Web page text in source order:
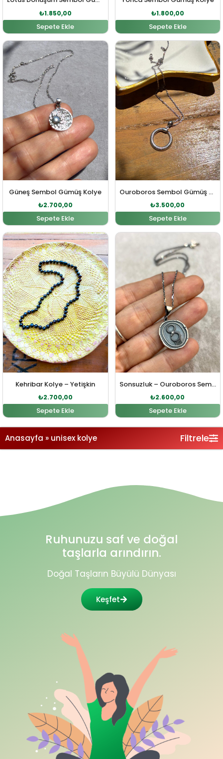
₺1.850,00
Sepete Ekle
₺1.800,00
Sepete Ekle
Güneş Sembol Gümüş Kolye
Orijinal fiyat: ₺3.000,00.
₺2.700,00
Şu andaki fiyat: ₺2.700,00.
Sepete Ekle
Ouroboros Sembol Gümüş Kolye
Orijinal fiyat:
₺3.500,00
Şu andaki
Sepete Ekle
Kehribar Kolye – Yetişkin
Orijinal fiyat: ₺2.800,00.
₺2.700,00
Şu andaki fiyat: ₺2.700,00.
Sepete Ekle
Sonsuzluk – Ouroboros Sembol Gümüş Kolye
Orijinal fiyat:
₺2.600,00
Şu andaki
Sepete Ekle
Anasayfa » unisex kolye Filtrele
Ruhunuzu saf ve doğal
taşlarla arındırın.
Doğal Taşların Büyülü Dünyası
Keşfet